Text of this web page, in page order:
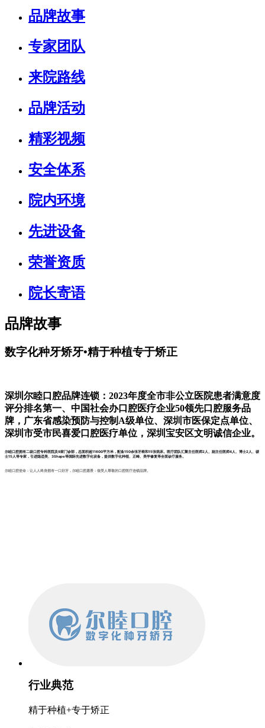
品牌故事
专家团队
来院路线
品牌活动
精彩视频
安全体系
院内环境
先进设备
荣誉资质
院长寄语
品牌故事
数字化种牙矫牙•精于种植专于矫正
深圳尔睦口腔品牌连锁：2023年度全市非公立医院患者满意度
评分排名第一、中国社会办口腔医疗企业50领先口腔服务品
牌，广东省感染预防与控制A级单位、深圳市医保定点单位、
深圳市受市民喜爱口腔医疗单位，深圳宝安区文明诚信企业。
尔睦口腔拥有二级口腔专科医院及9家门诊部，总面积超11600平方米，配备150余张牙椅和15张病床。医疗团队汇聚主任医师2人、副主任医师4人、博士2人、硕
士15人等专家，引进隐适美、3Shape等国际先进数字化设备，提供数字化种植、正畸、美学修复等全面诊疗服务。
尔睦口腔使命：让人人终身拥有一口好牙，尔睦口腔愿景：做受人尊敬的口腔医疗连锁品牌。
行业典范
精于种植+专于矫正